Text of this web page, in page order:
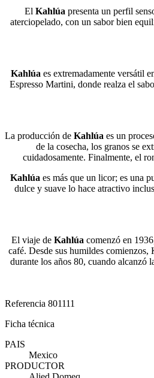
El Kahlúa presenta un perfil
aterciopelado, con un sabor bien
Kahlúa es extremadamente versátil
Espresso Martini, donde realza el
La producción de Kahlúa es un
de la cosecha, los granos se
cuidadosamente. Finalmente, el
Kahlúa es más que un licor; es una
dulce y suave lo hace atractivo
El viaje de Kahlúa comenzó en
café. Desde sus humildes comienzos,
durante los años 80, cuando alcanzó
Referencia 801111
Ficha técnica
PAIS
Mexico
PRODUCTOR